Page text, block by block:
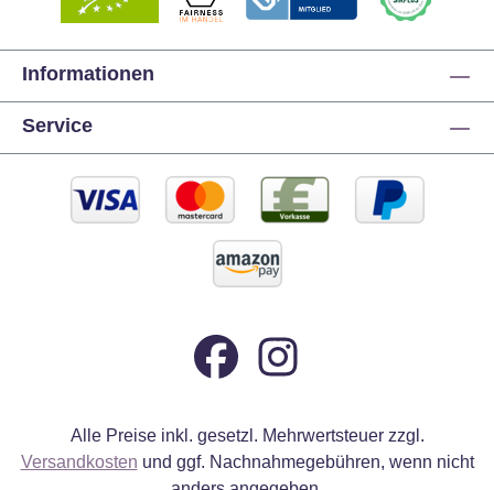
Informationen
Service
Alle Preise inkl. gesetzl. Mehrwertsteuer zzgl.
Versandkosten und ggf. Nachnahmegebühren, wenn nicht